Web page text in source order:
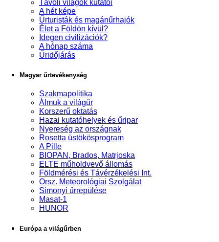
Távoli világok kutatói
A hét képe
Űrturisták és magánűrhajók
Élet a Földön kívül?
Idegen civilizációk?
A hónap száma
Űridőjárás
Magyar űrtevékenység
Szakmapolitika
Álmuk a világűr
Korszerű oktatás
Hazai kutatóhelyek és űripar
Nyereség az országnak
Rosetta üstökösprogram
A Pille
BIOPAN, Brados, Matrjoska
ELTE műholdvevő állomás
Földmérési és Távérzékelési Int.
Orsz. Meteorológiai Szolgálat
Simonyi űrrepülése
Masat-1
HUNOR
Európa a világűrben